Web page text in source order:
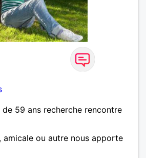
de 59 ans recherche rencontre
amicale ou autre nous apporte